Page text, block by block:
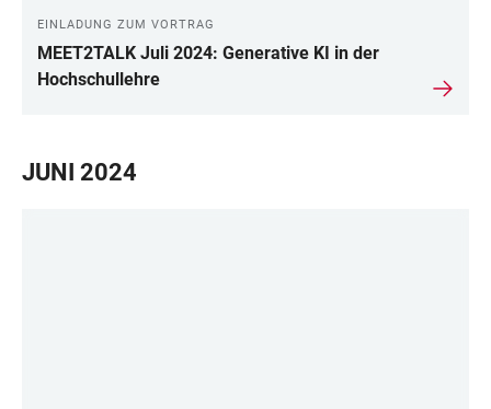
EINLADUNG ZUM VORTRAG
MEET2TALK Juli 2024: Generative KI in der
Hochschullehre
JUNI 2024